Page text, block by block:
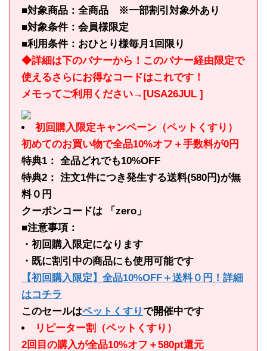
■対象商品：全商品 ※一部割引対象外あり
■対象条件：会員様限定
■利用条件：おひとり様毎月1回限り
◆詳細は下のバナーから！このバナー経由限定で
使えるさらにお得なコードはこれです！
メモってご利用ください→[USA26JUL ]
初回購入限定キャンペーン（ペットくすり）
初めてのお買い物で全品10%オフ＋手数料が0円
特典1： 全品どれでも10%OFF
特典2： 注文1件につき発生する送料(580円)が無
料０円
クーポンコードは 「zero」
■注意事項：
・初回購入限定になります
・既に割引中の商品にも使用可能です
【初回購入限定】全品10%OFF＋送料０円！詳細
はコチラ
このセールはペットくすりで開催中です
リピーター割（ペットくすり）
2回目の購入が全品10%オフ＋580pt還元